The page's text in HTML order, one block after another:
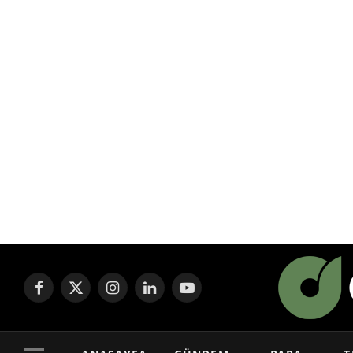
Facebook
X
InstagramLinkedInYouTube